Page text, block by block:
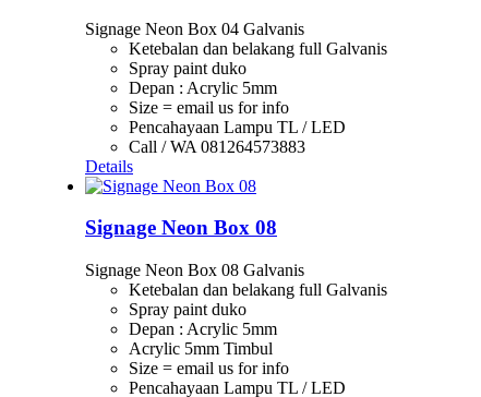
Signage Neon Box 04 Galvanis
Ketebalan dan belakang full Galvanis
Spray paint duko
Depan : Acrylic 5mm
Size = email us for info
Pencahayaan Lampu TL / LED
Call / WA 081264573883
Details
Signage Neon Box 08
Signage Neon Box 08 Galvanis
Ketebalan dan belakang full Galvanis
Spray paint duko
Depan : Acrylic 5mm
Acrylic 5mm Timbul
Size = email us for info
Pencahayaan Lampu TL / LED